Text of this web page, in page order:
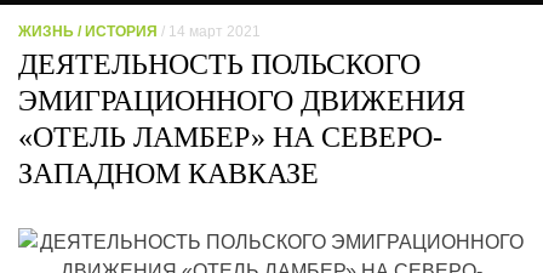
ЖИЗНЬ / ИСТОРИЯ / 14 март 2021
ДЕЯТЕЛЬНОСТЬ ПОЛЬСКОГО
ЭМИГРАЦИОННОГО ДВИЖЕНИЯ
«ОТЕЛЬ ЛАМБЕР» НА СЕВЕРО-
ЗАПАДНОМ КАВКАЗЕ